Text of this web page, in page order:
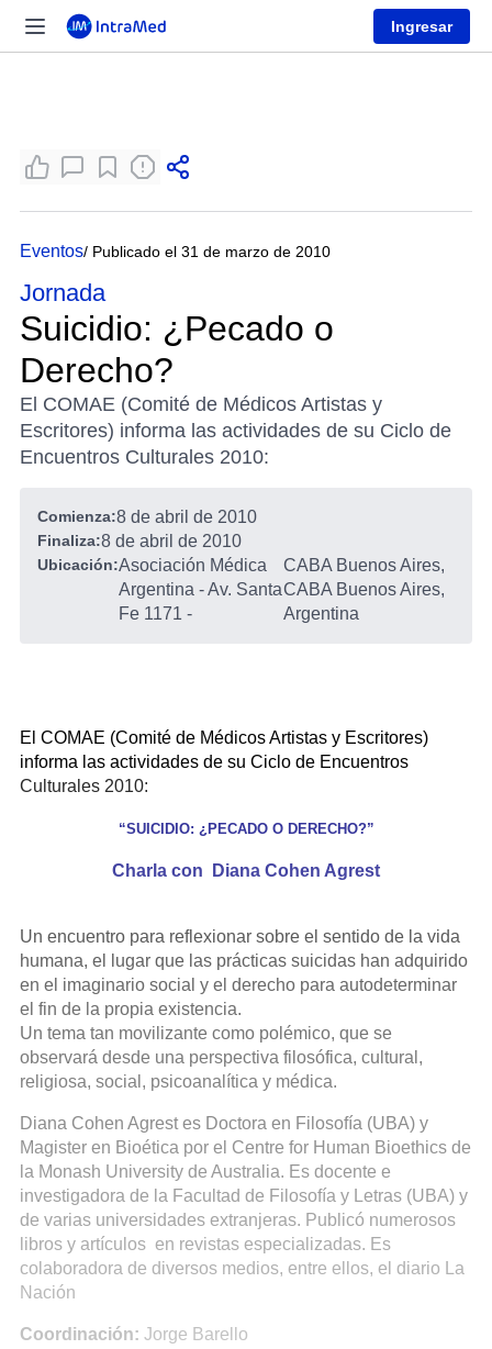
Ingresar
Eventos/ Publicado el 31 de marzo de 2010
Jornada
Suicidio: ¿Pecado o
Derecho?
El COMAE (Comité de Médicos Artistas y
Escritores) informa las actividades de su Ciclo de
Encuentros Culturales 2010:
Comienza:8 de abril de 2010
Finaliza:8 de abril de 2010
Ubicación:Asociación Médica
Argentina - Av. Santa
Fe 1171 -
CABA Buenos Aires,
CABA Buenos Aires,
Argentina
El COMAE (Comité de Médicos Artistas y Escritores)
informa las actividades de su Ciclo de Encuentros
Culturales 2010:
“SUICIDIO: ¿PECADO O DERECHO?”
Charla con Diana Cohen Agrest
Un encuentro para reflexionar sobre el sentido de la vida
humana, el lugar que las prácticas suicidas han adquirido
en el imaginario social y el derecho para autodeterminar
el fin de la propia existencia.
Un tema tan movilizante como polémico, que se
observará desde una perspectiva filosófica, cultural,
religiosa, social, psicoanalítica y médica.
Diana Cohen Agrest es Doctora en Filosofía (UBA) y
Magister en Bioética por el Centre for Human Bioethics de
la Monash University de Australia. Es docente e
investigadora de la Facultad de Filosofía y Letras (UBA) y
de varias universidades extranjeras. Publicó numerosos
libros y artículos en revistas especializadas. Es
colaboradora de diversos medios, entre ellos, el diario La
Nación
Coordinación: Jorge Barello